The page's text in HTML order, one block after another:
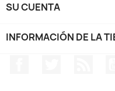
SU CUENTA
INFORMACIÓN DE LA